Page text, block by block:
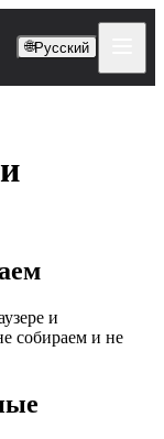
🌐Русский
и
собираем и не